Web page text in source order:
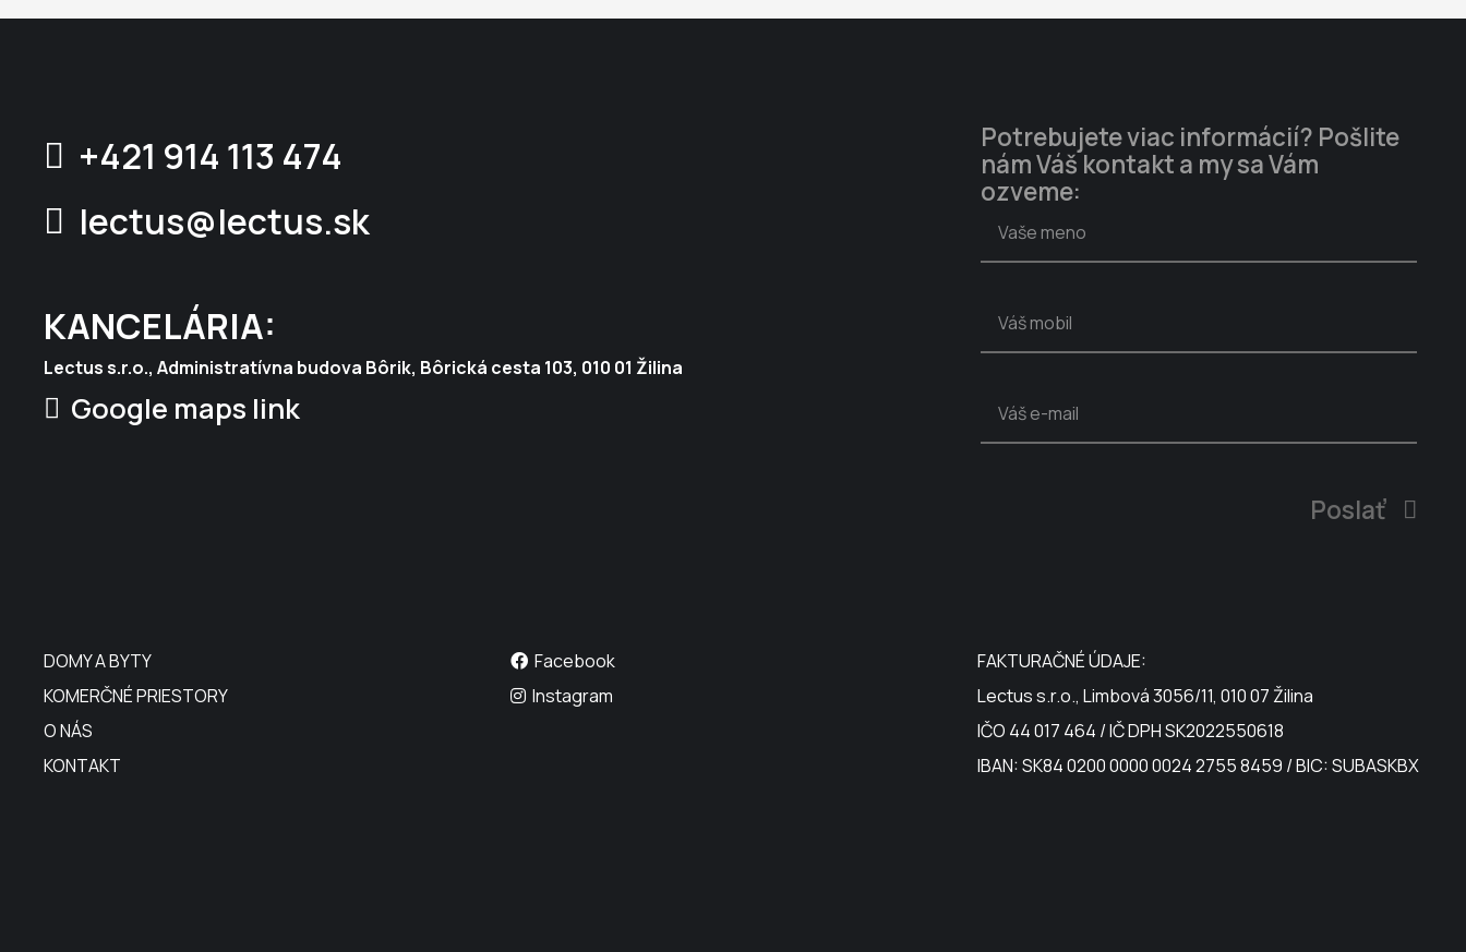
+421 914 113 474
lectus@lectus.sk
KANCELÁRIA:
Lectus s.r.o., Administratívna budova Bôrik, Bôrická cesta 103, 010 01 Žilina
Google maps link
Potrebujete viac informácií? Pošlite
nám Váš kontakt a my sa Vám
ozveme:
Poslať
DOMY A BYTY
KOMERČNÉ PRIESTORY
O NÁS
KONTAKT
Facebook
Instagram
FAKTURAČNÉ ÚDAJE:
Lectus s.r.o., Limbová 3056/11, 010 07 Žilina
IČO 44 017 464 / IČ DPH SK2022550618
IBAN: SK84 0200 0000 0024 2755 8459 / BIC: SUBASKBX